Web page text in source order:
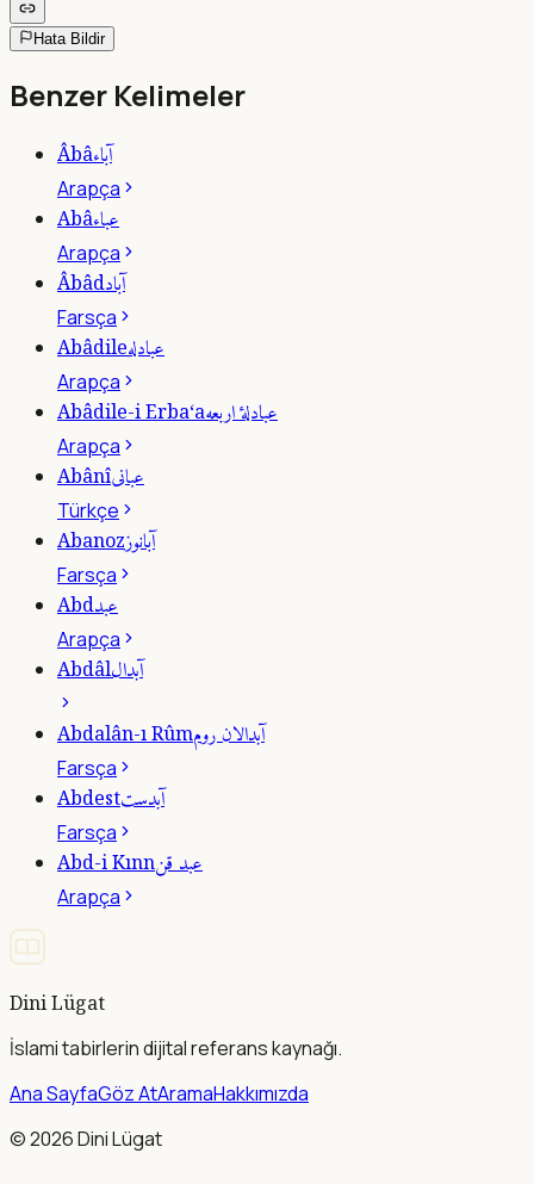
Hata Bildir
Benzer Kelimeler
Âbâآباء
Arapça
Abâعباء
Arapça
Âbâdآباد
Farsça
Abâdileعبادله
Arapça
Abâdile-i Erba‘aعبادلۀ اربعه
Arapça
Abânîعبانى
Türkçe
Abanozآبانوز
Farsça
Abdعبد
Arapça
Abdâlآبدال
Abdalân-ı Rûmآبدالان روم
Farsça
Abdestآبدست
Farsça
Abd-i Kınnعبد قن
Arapça
Dini Lügat
İslami tabirlerin dijital referans kaynağı.
Ana SayfaGöz AtAramaHakkımızda
©2026Dini Lügat